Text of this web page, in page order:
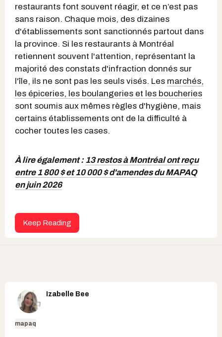
restaurants font souvent réagir, et ce n’est pas
sans raison. Chaque mois, des dizaines
d'établissements sont sanctionnés partout dans
la province. Si les restaurants à Montréal
retiennent souvent l'attention, représentant la
majorité des constats d'infraction donnés sur
l'île, ils ne sont pas les seuls visés. Les marchés,
les épiceries, les boulangeries et les boucheries
sont soumis aux mêmes règles d'hygiène, mais
certains établissements ont de la difficulté à
cocher toutes les cases.
À lire également :13 restos à Montréal ont reçu
entre 1 800 $ et 10 000 $ d'amendes du MAPAQ
en juin 2026
Keep Reading
Izabelle Bee
mapaq